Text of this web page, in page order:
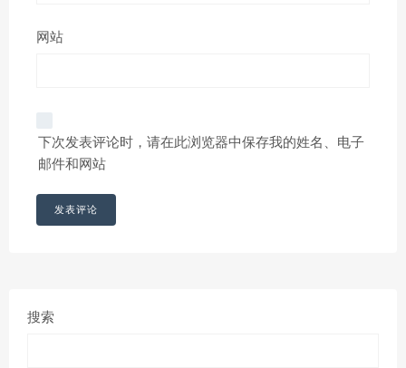
网站
下次发表评论时，请在此浏览器中保存我的姓名、电子
邮件和网站
搜索